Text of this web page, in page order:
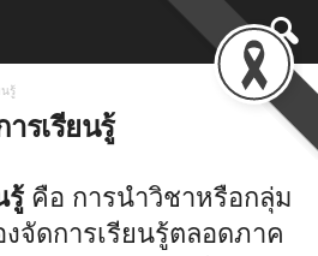
รู้
รเรียนรู้
รู้ คือ การนำวิชาหรือกลุ่ม
จัดการเรียนรู้ตลอดภาค